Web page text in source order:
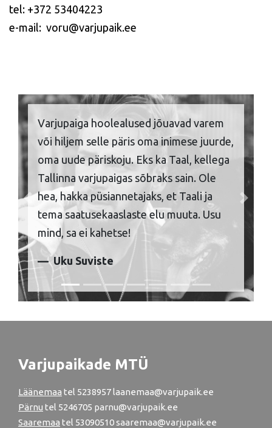
tel: +372 53404223
e-mail: voru@varjupaik.ee
Varjupaiga hoolealused jõuavad varem
või hiljem selle päris oma inimese juurde,
oma uude päriskoju. Eks ka Taal, kellega
Tallinna varjupaigas sõbraks sain. Ole
hea, hakka püsiannetajaks, et Taali ja
tema saatusekaaslaste elu muuta. Usu
mind, sa ei kahetse!
Uku Suviste
Previous Next
Varjupaikade MTÜ
Läänemaa tel 5238957 laanemaa@varjupaik.ee
Pärnu tel 5246705 parnu@varjupaik.ee
Saaremaa tel 53090510 saaremaa@varjupaik.ee